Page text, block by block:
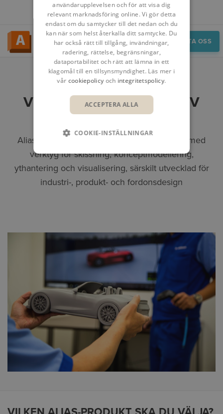
Översikt KONTAKTA OSS
VERKTYG FÖR INNOVATIV
PRODUKTDESIGN
Alias® är en programvara för produktdesign med
verktyg för skissning, konceptmodellering,
ythantering och visualisering, särskilt utvecklad för
industri-, produkt- och fordonsdesign
användarupplevelsen och för att visa dig
relevant marknadsföring online. Vi gör detta
endast om du samtycker till det nedan och du
kan när som helst återkalla ditt samtycke. Du
har också rätt till tillgång, invändningar,
radering, rättelse, begränsningar,
dataportabilitet och rätt att lämna in ett
klagomål till en tillsynsmyndighet. Läs mer i
vår cookiepolicyoch integritetspolicy.
ACCEPTERA ALLA
COOKIE-INSTÄLLNINGAR